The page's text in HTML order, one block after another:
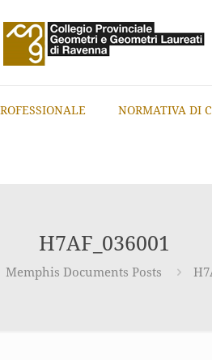
NORMATIVA DI
H7AF_036001
Memphis Documents Posts